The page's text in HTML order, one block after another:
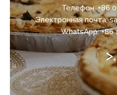
Телефон: +86
Электронная почта:
WhatsApp: +86
>.